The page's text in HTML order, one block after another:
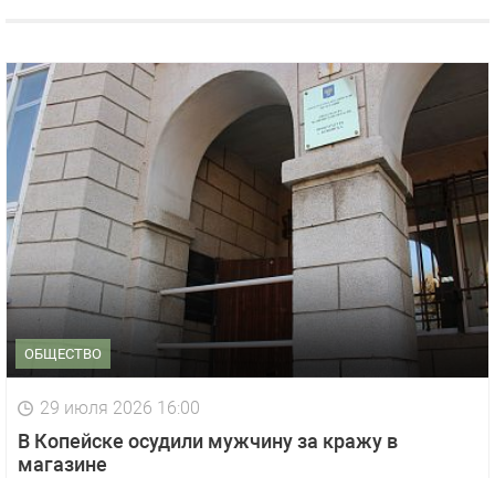
ОБЩЕСТВО
29 июля 2026 16:00
В Копейске осудили мужчину за кражу в
магазине